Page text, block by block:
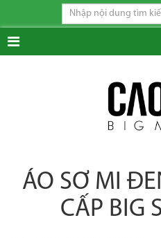
ÁO SƠ MI
CẤP BIG